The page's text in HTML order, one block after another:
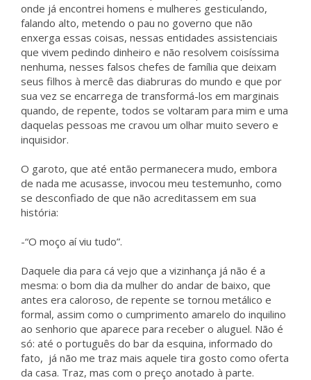
onde já encontrei homens e mulheres gesticulando,
falando alto, metendo o pau no governo que não
enxerga essas coisas, nessas entidades assistenciais
que vivem pedindo dinheiro e não resolvem coisíssima
nenhuma, nesses falsos chefes de família que deixam
seus filhos à mercê das diabruras do mundo e que por
sua vez se encarrega de transformá-los em marginais
quando, de repente, todos se voltaram para mim e uma
daquelas pessoas me cravou um olhar muito severo e
inquisidor.
O garoto, que até então permanecera mudo, embora
de nada me acusasse, invocou meu testemunho, como
se desconfiado de que não acreditassem em sua
história:
-“O moço aí viu tudo”.
Daquele dia para cá vejo que a vizinhança já não é a
mesma: o bom dia da mulher do andar de baixo, que
antes era caloroso, de repente se tornou metálico e
formal, assim como o cumprimento amarelo do inquilino
ao senhorio que aparece para receber o aluguel. Não é
só: até o português do bar da esquina, informado do
fato, já não me traz mais aquele tira gosto como oferta
da casa. Traz, mas com o preço anotado à parte.